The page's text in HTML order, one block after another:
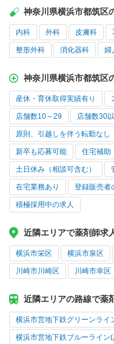
神奈川県横浜市都筑区
内科 外科 皮膚科
整形外科 消化器科 婦
神奈川県横浜市都筑区
産休・育休取得実績有り
店舗数10～29 店舗数30
原則、引越しを伴う転勤なし
新卒も応募可能 住宅補助
土日休み（相談可含む）
在宅業務あり 登録販売者
積極採用中の求人
近隣エリアで薬剤師求
横浜市栄区 横浜市泉区
川崎市川崎区 川崎市幸区
近隣エリアの路線で薬
横浜市営地下鉄グリーンライ
横浜市営地下鉄ブルーライン